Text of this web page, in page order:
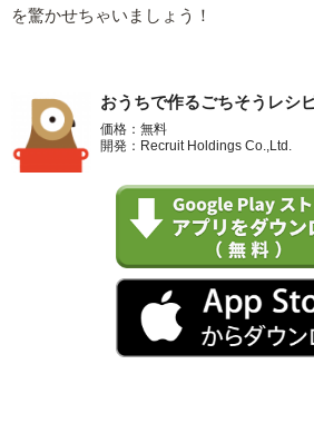
を驚かせちゃいましょう！
おうちで作るごちそうレシ
価格：無料
開発：Recruit Holdings Co.,Ltd.